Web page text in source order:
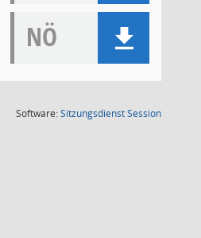
NÖ
Software:SitzungsdienstSession(Wird in